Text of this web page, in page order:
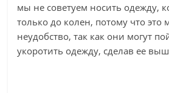
мы не советуем носить одежду,
только до колен, потому что это
неудобство, так как они могут
укоротить одежду, сделав ее